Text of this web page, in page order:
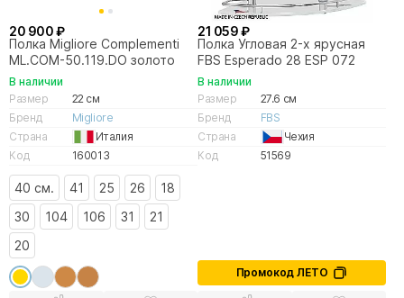
20 900 ₽
Полка Migliore Complementi
ML.COM-50.119.DO золото
В наличии
Размер
22 см
Бренд
Migliore
Страна
Италия
Код
160013
40 см. 41 25 26
18
30
104 106 31
21
20
21 059 ₽
Полка Угловая 2-х ярусная
FBS Esperado 28 ESP 072
В наличии
Размер
27.6 см
Бренд
FBS
Страна
Чехия
Код
51569
Промокод ЛЕТО